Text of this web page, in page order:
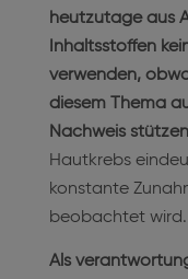
heutzutage aus
Inhaltsstoffen
verwenden,
diesem Thema
Nachweis stützen
Hautkrebs
konstante
beobachtet wird.
Als